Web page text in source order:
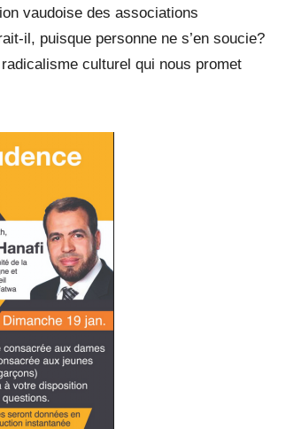
vaudoise des associations
il, puisque personne ne s’en soucie?
culturel qui nous promet